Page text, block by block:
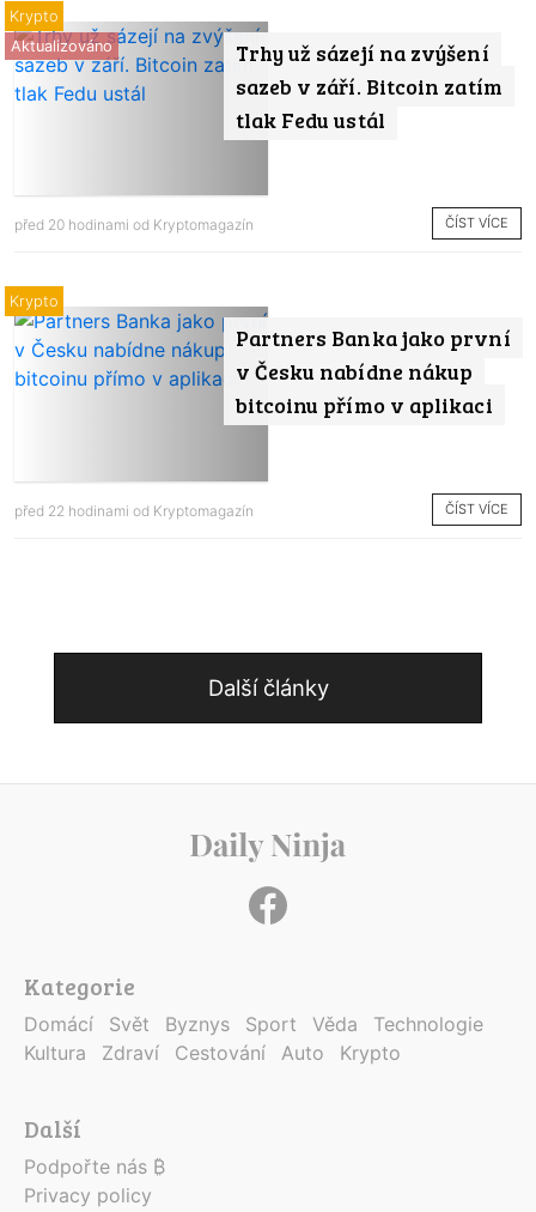
Trhy už sázejí na zvýšení
sazeb v září. Bitcoin zatím
tlak Fedu ustál
Aktualizováno
Krypto
před 20 hodinami od Kryptomagazín ČÍST VÍCE
Partners Banka jako první
v Česku nabídne nákup
bitcoinu přímo v aplikaci
Krypto
před 22 hodinami od Kryptomagazín ČÍST VÍCE
Další články
Kategorie
Domácí Svět Byznys Sport Věda
Technologie
Kultura
Zdraví Cestování Auto Krypto
Další
Podpořte nás ₿
Privacy policy